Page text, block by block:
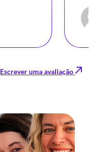
Escrever uma avaliação